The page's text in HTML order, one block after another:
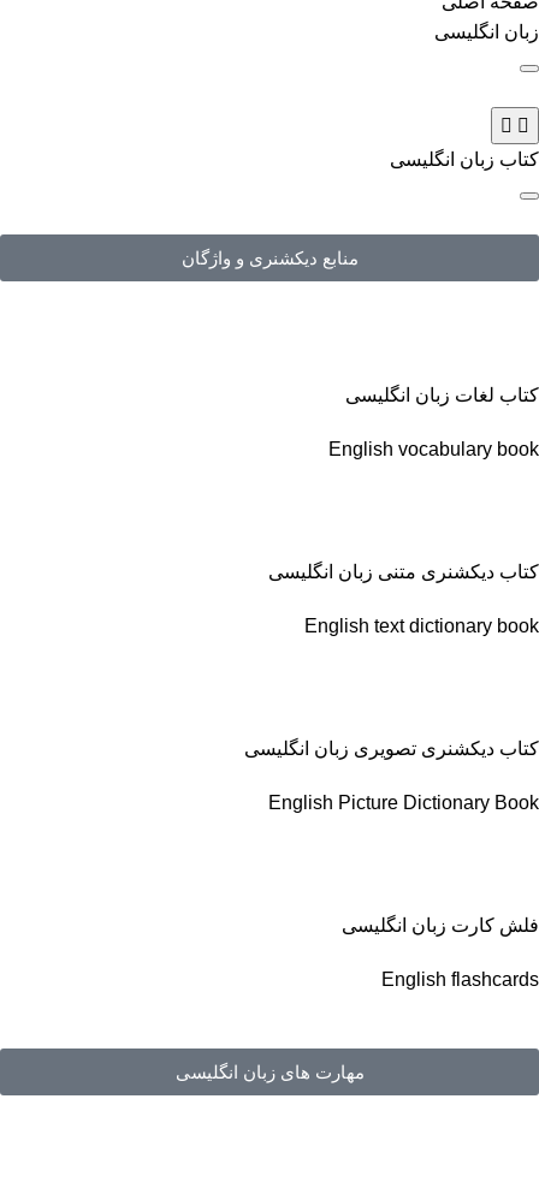
زبان انگلیسی
کتاب زبان انگلیسی
منابع دیکشنری و واژگان
کتاب لغات زبان انگلیسی
English vocabulary book
کتاب دیکشنری متنی زبان انگلیسی
English text dictionary book
کتاب دیکشنری تصویری زبان انگلیسی
English Picture Dictionary Book
فلش کارت زبان انگلیسی
English flashcards
مهارت های زبان انگلیسی